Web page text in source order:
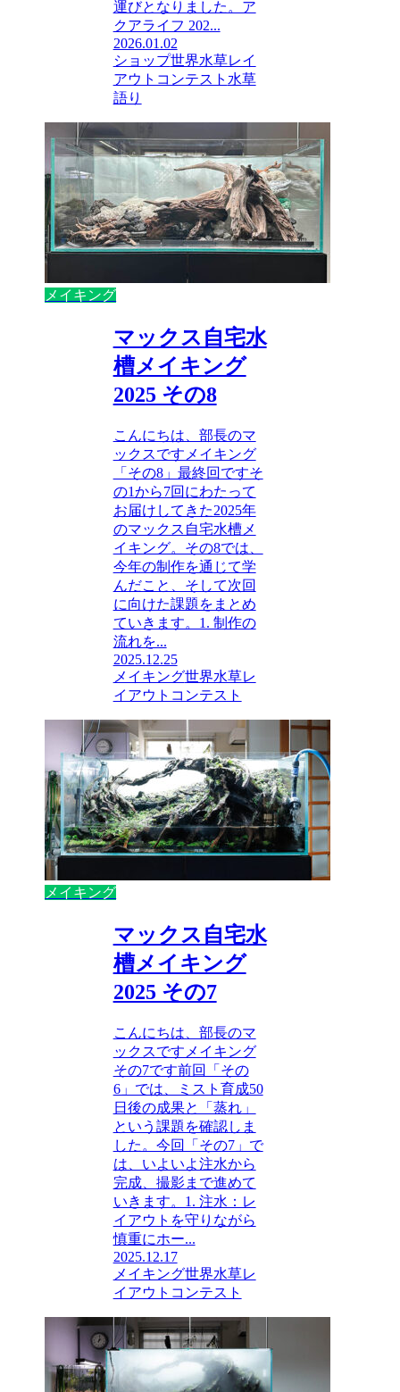
運びとなりました。ア
クアライフ 202...
2026.01.02
ショップ世界水草レイ
アウトコンテスト 水草
語り
メイキング
マックス自宅水
槽メイキング
2025 その8
こんにちは、部長のマ
ックスですメイキング
「その8」最終回ですそ
の1から7回にわたって
お届けしてきた2025年
のマックス自宅水槽メ
イキング。その8では、
今年の制作を通じて学
んだこと、そして次回
に向けた課題をまとめ
ていきます。1. 制作の
流れを...
2025.12.25
メイキング世界水草レ
イアウトコンテスト
メイキング
マックス自宅水
槽メイキング
2025 その7
こんにちは、部長のマ
ックスですメイキング
その7です前回「その
6」では、ミスト育成50
日後の成果と「蒸れ」
という課題を確認しま
した。今回「その7」で
は、いよいよ注水から
完成、撮影まで進めて
いきます。1. 注水：レ
イアウトを守りながら
慎重にホー...
2025.12.17
メイキング世界水草レ
イアウトコンテスト